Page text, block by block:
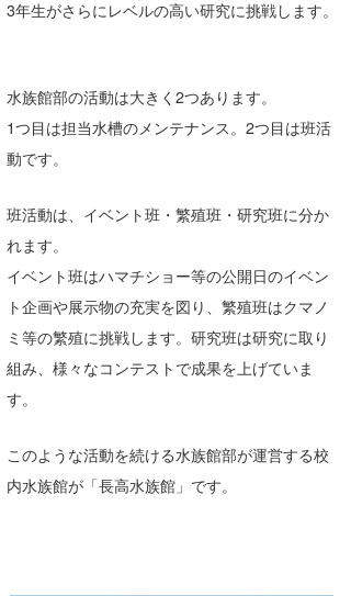
3年生がさらにレベルの高い研究に挑戦します。
水族館部の活動は大きく2つあります。
1つ目は担当水槽のメンテナンス。2つ目は班活
動です。
班活動は、イベント班・繁殖班・研究班に分か
れます。
イベント班はハマチショー等の公開日のイベン
ト企画や展示物の充実を図り、繁殖班はクマノ
ミ等の繁殖に挑戦します。研究班は研究に取り
組み、様々なコンテストで成果を上げていま
す。
このような活動を続ける水族館部が運営する校
内水族館が「長高水族館」です。